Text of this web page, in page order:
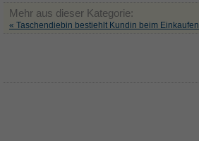
Mehr aus dieser Kategorie:
« Taschendiebin bestiehlt Kundin beim Einkaufen